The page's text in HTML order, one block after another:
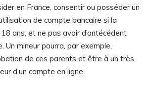
en France, consentir ou posséder un
de compte bancaire si la
18 ans, et ne pas avoir d’antécédent
Un mineur pourra, par exemple,
de ces parents et être à un très
d’un compte en ligne.